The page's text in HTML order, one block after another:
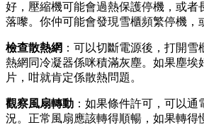
好，壓縮機可能會過熱保護停機，或者
落嚟。你仲可能會發現雪櫃頻繁停機，
檢查散熱網 ：可以切斷電源後，打開
熱網同冷凝器係咪積滿灰塵。如果塵埃
片，咁就肯定係散熱問題。
觀察風扇轉動 ：如果條件許可，可以
況。正常風扇應該轉得順暢，如果轉得